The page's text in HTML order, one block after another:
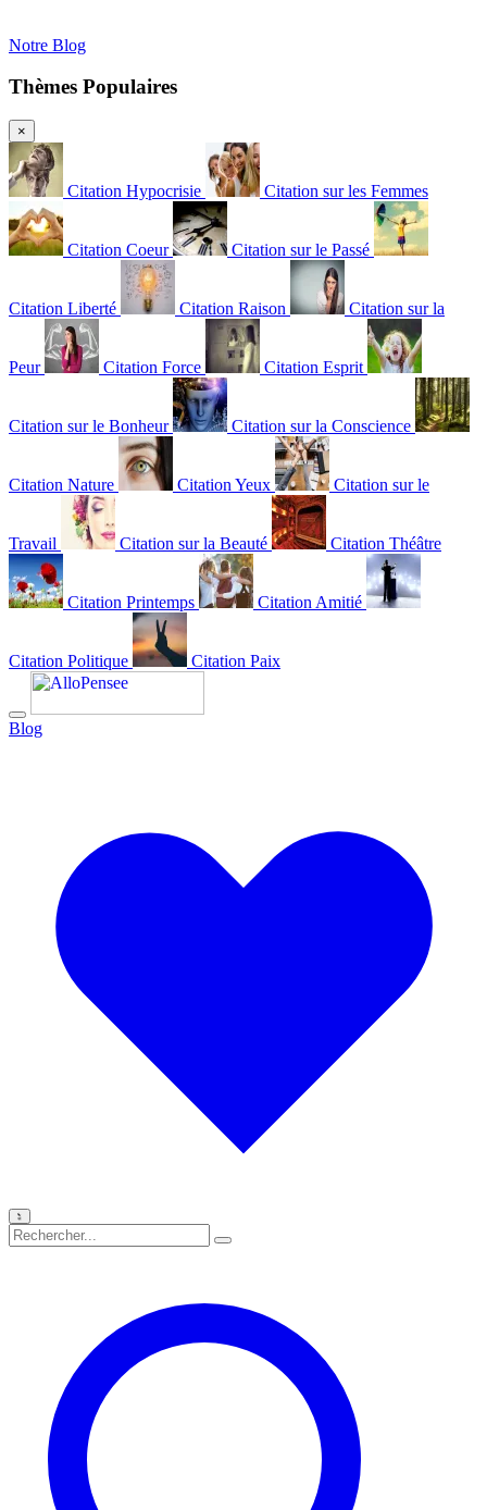
Notre Blog
Thèmes Populaires
×
Citation Hypocrisie Citation sur les Femmes
Citation Coeur Citation sur le Passé
Citation Liberté Citation Raison Citation sur la
Peur Citation Force Citation Esprit
Citation sur le Bonheur Citation sur la Conscience
Citation Nature Citation Yeux Citation sur le
Travail Citation sur la Beauté Citation Théâtre
Citation Printemps Citation Amitié
Citation Politique Citation Paix
Blog